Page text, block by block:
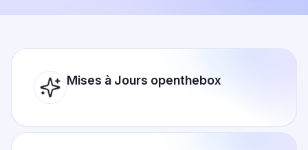
Mises à Jours openthebox